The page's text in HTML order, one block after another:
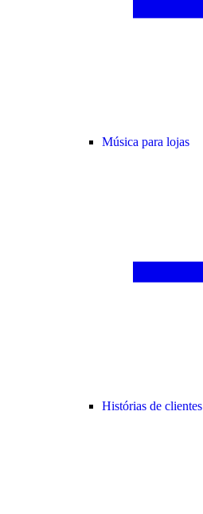
Música para lojas
Histórias de clientes